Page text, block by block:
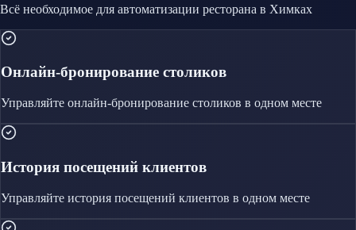
Всё необходимое для автоматизации ресторана в Химках
Онлайн-бронирование столиков
Управляйте онлайн-бронирование столиков в одном месте
История посещений клиентов
Управляйте история посещений клиентов в одном месте